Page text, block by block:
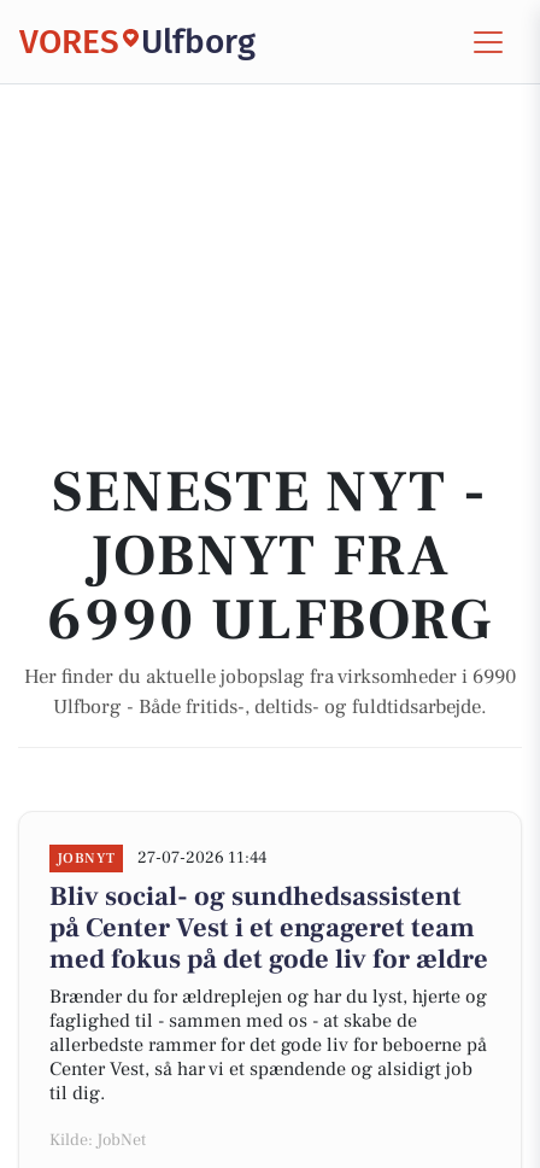
VORES Ulfborg
SENESTE NYT -
JOBNYT FRA
6990 ULFBORG
Her finder du aktuelle jobopslag fra virksomheder i 6990
Ulfborg - Både fritids-, deltids- og fuldtidsarbejde.
JOBNYT 27-07-2026 11:44
Bliv social- og sundhedsassistent
på Center Vest i et engageret team
med fokus på det gode liv for ældre
Brænder du for ældreplejen og har du lyst, hjerte og
faglighed til - sammen med os - at skabe de
allerbedste rammer for det gode liv for beboerne på
Center Vest, så har vi et spændende og alsidigt job
til dig.
Kilde: JobNet